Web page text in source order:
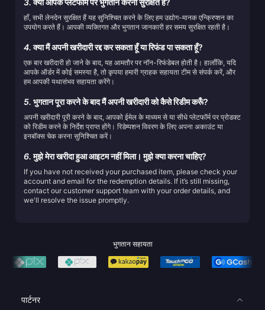
3.क्या आपके प्लेटफॉर्म पर भुगतान करना सुरक्षित है?
हाँ, सभी लेनदेन सुरक्षित हैं यह सुनिश्चित करने के लिए हम उद्योग-मानक एन्क्रिप्शन का
उपयोग करते हैं। आपकी व्यक्तिगत और भुगतान जानकारी हर समय सुरक्षित रहती है।
4.क्या मैं अपनी खरीदारी रद्द कर सकता हूँ या रिफंड पा सकता हूँ?
एक बार खरीदारी हो जाने के बाद, यह आमतौर पर नॉन-रिफंडेबल होती है। हालाँकि, यदि
आपके ऑर्डर में कोई समस्या है, तो कृपया हमारी ग्राहक सहायता टीम से संपर्क करें, और
हम आपकी यथासंभव सहायता करेंगे।
5. भुगतान पूरा करने के बाद मैं अपनी खरीदारी को कैसे रिडीम करूँ?
अपनी खरीदारी पूरी करने के बाद, आपको ईमेल के माध्यम से या सीधे प्लेटफॉर्म पर प्रोडक्ट
को रिडीम करने के निर्देश प्राप्त होंगे। रिडेम्पशन विवरण के लिए अपना अकाउंट या
इनबॉक्स चेक करना सुनिश्चित करें।
6.मुझे मेरा खरीदा हुआ आइटम नहीं मिला। मुझे क्या करना चाहिए?
If you have not received your purchased item, please check your
account and email for the redemption details. If it’s still missing,
contact our customer support team with your order details, and
we'll resolve the issue promptly.
भुगतान सहायता
पार्टनर